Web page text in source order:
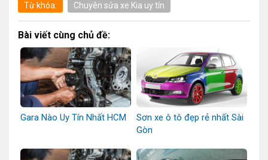
Từ khóa: Chuyên sửa xe Kia uy tín
Bài viết cùng chủ đề:
Gara Nào Uy Tín Nhất HCM
Sơn xe ô tô đẹp rẻ nhất Sài
Gòn